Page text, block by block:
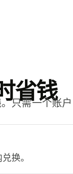
省钱
只需一个账
换。